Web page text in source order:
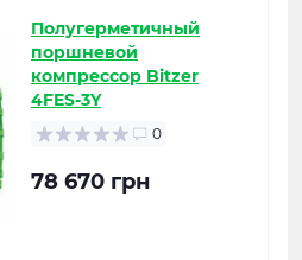
Полугерметичный
поршневой
компрессор Bitzer
4FES-3Y
0
78 670 грн